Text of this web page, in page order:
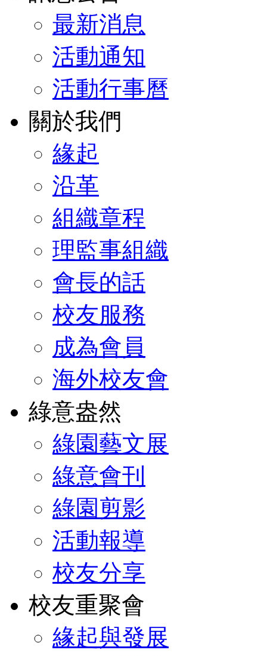
最新消息
活動通知
活動行事曆
關於我們
緣起
沿革
組織章程
理監事組織
會長的話
校友服務
成為會員
海外校友會
綠意盎然
綠園藝文展
綠意會刊
綠園剪影
活動報導
校友分享
校友重聚會
緣起與發展